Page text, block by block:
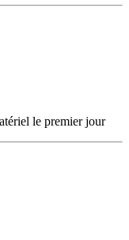
le premier jour